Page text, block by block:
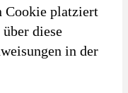
Cookie platziert
diese
in der